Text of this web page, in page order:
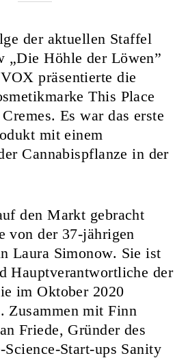
der aktuellen Staffel
„Die Höhle der Löwen”
präsentierte die
This Place
Es war das erste
mit einem
Cannabispflanze in der
den Markt gebracht
von der 37-jährigen
Laura Simonow. Sie ist
Hauptverantwortliche der
im Oktober 2020
Zusammen mit Finn
Friede, Gründer des
Start-ups Sanity